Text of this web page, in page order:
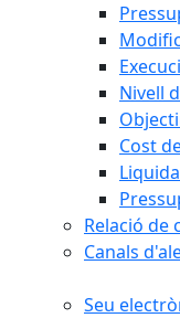
Nivell
Cost
Relació de
Canals
Seu